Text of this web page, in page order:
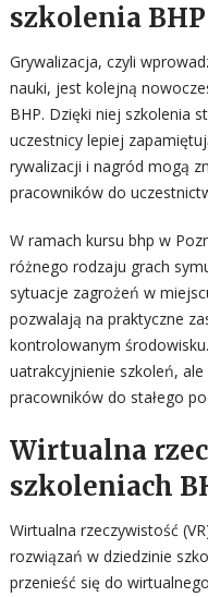
szkolenia BHP
Grywalizacja, czyli
nauki, jest kolejną
BHP. Dzięki niej szkolenia
uczestnicy lepiej
rywalizacji i nagród mogą
pracowników do
W ramach kursu bhp w
różnego rodzaju grach
sytuacje zagrożeń w
pozwalają na praktyczne
kontrolowanym
uatrakcyjnienie szkoleń,
pracowników do stałego
Wirtualna
szkoleniach
Wirtualna rzeczywistość
rozwiązań w dziedzinie
przenieść się do